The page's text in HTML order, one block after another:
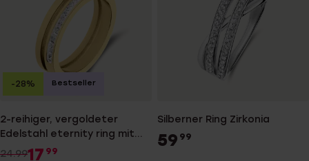
2-reihiger, vergoldeter
Edelstahl eternity ring mit
Kristall
24.9917 99
-28% Bestseller
Silberner Ring Zirkonia
59 99